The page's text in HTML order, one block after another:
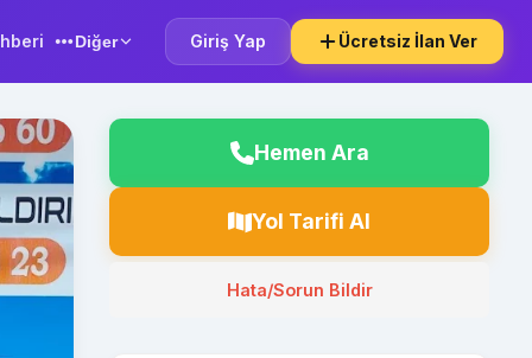
Diğer Giriş Yap Ücretsiz İlan Ver
Hemen Ara
Yol Tarifi Al
Hata/Sorun Bildir